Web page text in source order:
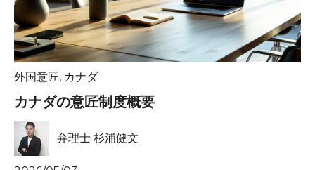
外国意匠, カナダ
カナダの意匠制度概要
弁理士 杉浦健文